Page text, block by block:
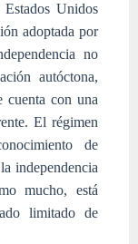
Unidos
adoptada por
no
autóctona,
cuenta con una
El régimen
de
independencia
mucho, está
limitado de